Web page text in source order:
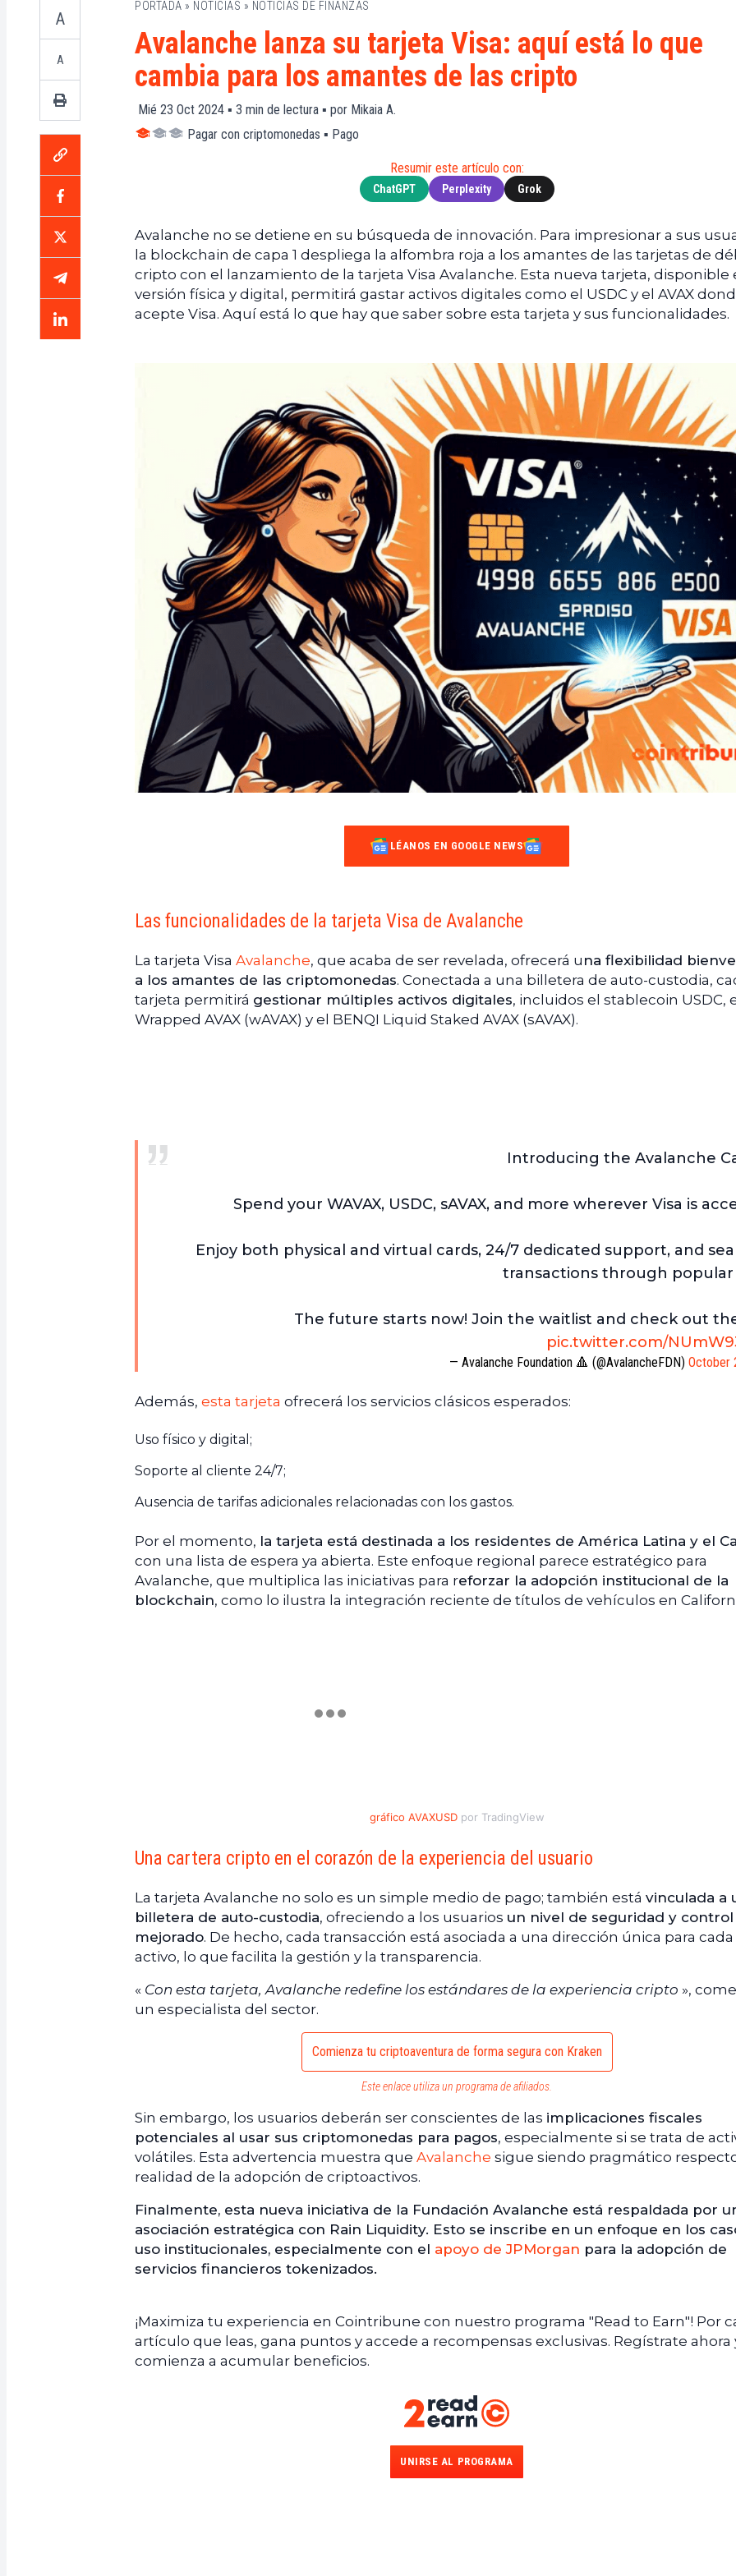
Exchanges
Noticias
Tec
de
Web3
XRP
(XRP)
Cardano
Guía
Trading
A
A
PORTADA » NOTICIAS » NOTICIAS DE FINANZAS
Avalanche lanza su tarjeta Visa: aquí está lo que
cambia para los amantes de las cripto
Mié 23 Oct 2024 ▪ 3 min de lectura ▪ por Mikaia A.
Pagar con criptomonedas ▪ Pago
Resumir este artículo con:
ChatGPT Perplexity Grok
Avalanche no se detiene en su búsqueda de innovación. Para impresionar a sus
la blockchain de capa 1 despliega la alfombra roja a los amantes de las tarjetas de
cripto con el lanzamiento de la tarjeta Visa Avalanche. Esta nueva tarjeta, disponible
versión física y digital, permitirá gastar activos digitales como el USDC y el AVAX
acepte Visa. Aquí está lo que hay que saber sobre esta tarjeta y sus funcionalidades.
LÉANOS EN GOOGLE NEWS
Las funcionalidades de la tarjeta Visa de Avalanche
La tarjeta Visa Avalanche, que acaba de ser revelada, ofrecerá u na flexibilidad
a los amantes de las criptomonedas. Conectada a una billetera de auto-custodia,
tarjeta permitirá gestionar múltiples activos digitales, incluidos el stablecoin USDC,
Wrapped AVAX (wAVAX) y el BENQI Liquid Staked AVAX (sAVAX).
Introducing the Avalanche
Spend your WAVAX, USDC, sAVAX, and more wherever Visa is
Enjoy both physical and virtual cards, 24/7 dedicated support, and
transactions through popular
The future starts now! Join the waitlist and check out
pic.twitter.com/
— Avalanche Foundation 🔺 (@AvalancheFDN) October
Además, esta tarjeta ofrecerá los servicios clásicos esperados:
Uso físico y digital;
Soporte al cliente 24/7;
Ausencia de tarifas adicionales relacionadas con los gastos.
Por el momento, la tarjeta está destinada a los residentes de América Latina y el
con una lista de espera ya abierta. Este enfoque regional parece estratégico para
Avalanche, que multiplica las iniciativas para reforzar la adopción institucional de la
blockchain, como lo ilustra la integración reciente de títulos de vehículos en
gráfico AVAXUSDpor TradingView
Una cartera cripto en el corazón de la experiencia del usuario
La tarjeta Avalanche no solo es un simple medio de pago; también está vinculada a
billetera de auto-custodia, ofreciendo a los usuarios un nivel de seguridad y control
mejorado. De hecho, cada transacción está asociada a una dirección única para cada
activo, lo que facilita la gestión y la transparencia.
« Con esta tarjeta, Avalanche redefine los estándares de la experiencia cripto »,
un especialista del sector.
Comienza tu criptoaventura de forma segura con Kraken
Este enlace utiliza un programa de afiliados.
Sin embargo, los usuarios deberán ser conscientes de las implicaciones fiscales
potenciales al usar sus criptomonedas para pagos, especialmente si se trata de
volátiles. Esta advertencia muestra que Avalanche sigue siendo pragmático
realidad de la adopción de criptoactivos.
Finalmente, esta nueva iniciativa de la Fundación Avalanche está respaldada por
asociación estratégica con Rain Liquidity. Esto se inscribe en un enfoque en los
uso institucionales, especialmente con el apoyo de JPMorgan para la adopción de
servicios financieros tokenizados.
¡Maximiza tu experiencia en Cointribune con nuestro programa "Read to Earn"! Por
artículo que leas, gana puntos y accede a recompensas exclusivas. Regístrate ahora
comienza a acumular beneficios.
UNIRSE AL PROGRAMA